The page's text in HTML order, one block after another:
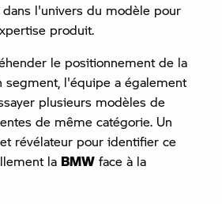
l'univers du modèle pour
produit.
le positionnement de la
l'équipe a également
plusieurs modèles de
de même catégorie. Un
révélateur pour identifier ce
la BMWface à la